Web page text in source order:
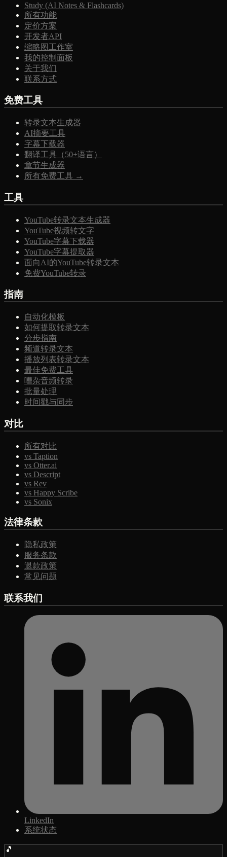
Study (AI Notes & Flashcards)
所有功能
定价方案
开发者API
缩略图工作室
我的控制面板
关于我们
联系方式
免费工具
转录文本生成器
AI摘要工具
字幕下载器
翻译工具（50+语言）
章节生成器
所有免费工具 →
工具
YouTube转录文本生成器
YouTube视频转文字
YouTube字幕下载器
YouTube字幕提取器
面向AI的YouTube转录文本
免费YouTube转录
指南
自动化模板
如何提取转录文本
分步指南
频道转录文本
播放列表转录文本
最佳免费工具
嘈杂音频转录
批量处理
时间戳与同步
对比
所有对比
vs Taption
vs Otter.ai
vs Descript
vs Rev
vs Happy Scribe
vs Sonix
法律条款
隐私政策
服务条款
退款政策
常见问题
联系我们
LinkedIn
系统状态
🎵